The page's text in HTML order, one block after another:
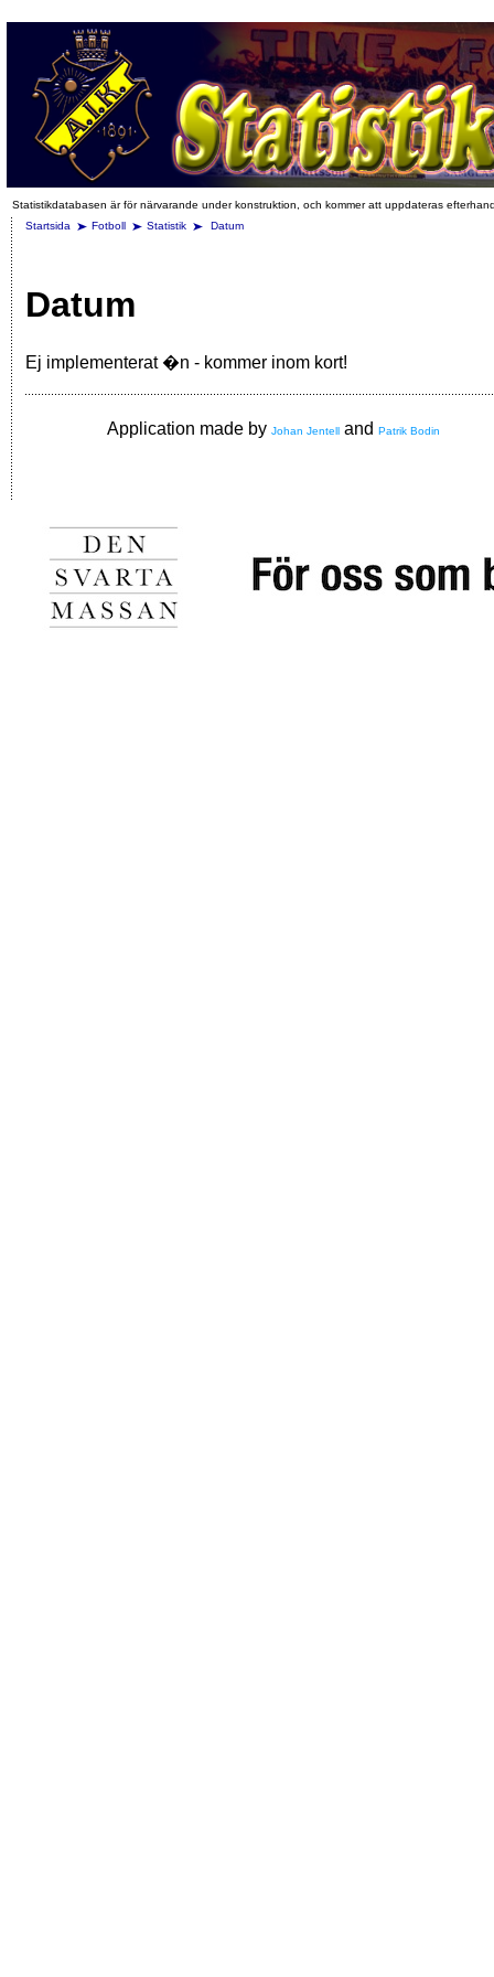
Statistikdatabasen är för närvarande under konstruktion, och kommer att uppdateras
Startsida
Fotboll Statistik Datum
Datum
Ej implementerat �n - kommer inom kort!
Application made by Johan Jentell and Patrik Bodin